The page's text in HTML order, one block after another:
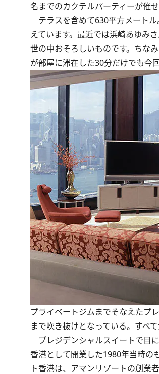
名までのカクテルパーティーが催せ
テラスを含めて630平方メート
えています。最近では浜崎あゆみ
世の中おそろしいものです。ちな
が部屋に滞在した30分だけでも今
プライベートジムまでそなえたプ
まで吹き抜けとなっている。すべて
プレジデンシャルスイートで目
香港として開業した1980年当時の
ト香港は、アマンリゾートの創業